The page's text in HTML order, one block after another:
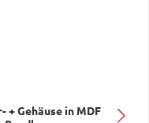
+ Gehäuse in MDF